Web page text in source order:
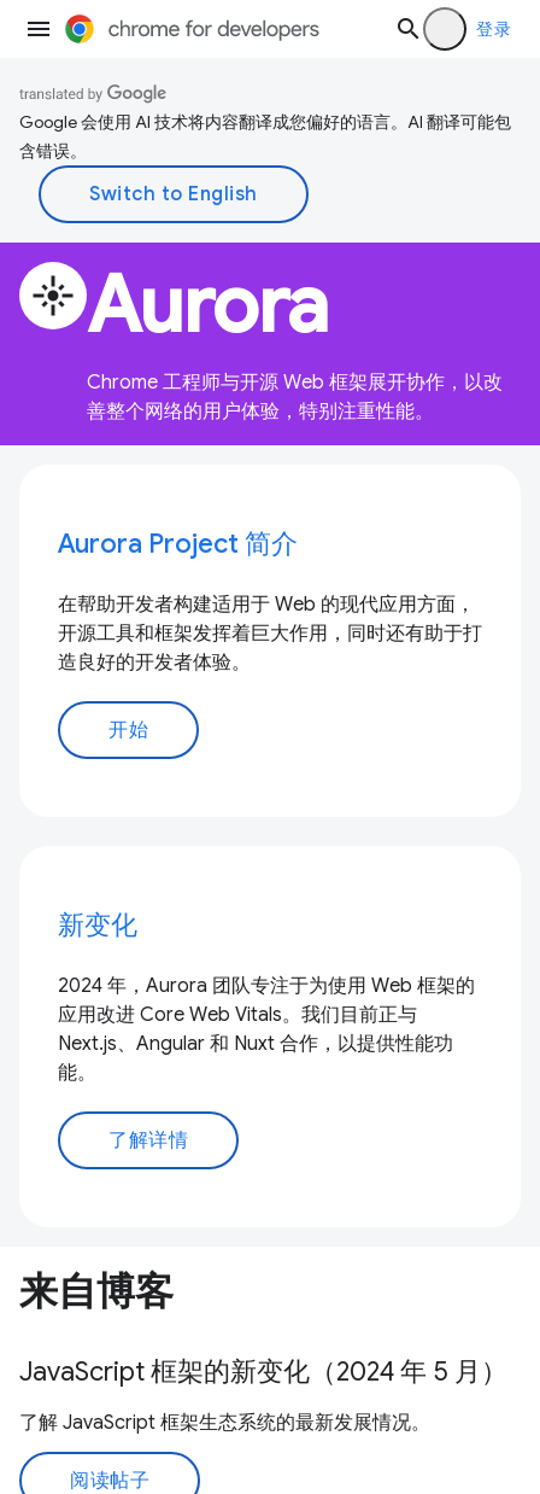
登录
Google 会使用 AI 技术将内容翻译成您偏好的语言。AI 翻译可能包
含错误。
flare Aurora
Chrome 工程师与开源 Web 框架展开协作，以改
善整个网络的用户体验，特别注重性能。
Aurora Project 简介
在帮助开发者构建适用于 Web 的现代应用方面，
开源工具和框架发挥着巨大作用，同时还有助于打
造良好的开发者体验。
开始
新变化
2024 年，Aurora 团队专注于为使用 Web 框架的
应用改进 Core Web Vitals。我们目前正与
Next.js、Angular 和 Nuxt 合作，以提供性能功
能。
了解详情
来自博客
JavaScript 框架的新变化（2024 年 5 月）
了解 JavaScript 框架生态系统的最新发展情况。
阅读帖子